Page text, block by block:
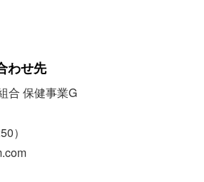
わせ先
合 保健事業G
）